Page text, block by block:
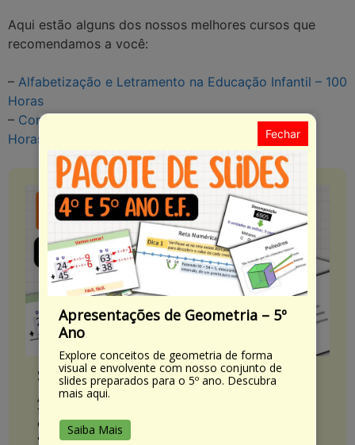
Aqui estão alguns dos nossos melhores cursos que
recomendamos a você:
– Alfabetização e Letramento na Educação Infantil – 100
Horas
– Conhecendo as 10 Competências da BNCC – 80
Horas
Slides Interativos para Frações
Ajude seus alunos a compreenderem frações de
forma interativa com nossos slides atrativos. Veja
como esses recursos podem beneficiar sua sala de
aula.
Apresentações de Geometria – 5º
Ano
Explore conceitos de geometria de forma
visual e envolvente com nosso conjunto de
slides preparados para o 5º ano. Descubra
mais aqui.
Saiba Mais
Fechar